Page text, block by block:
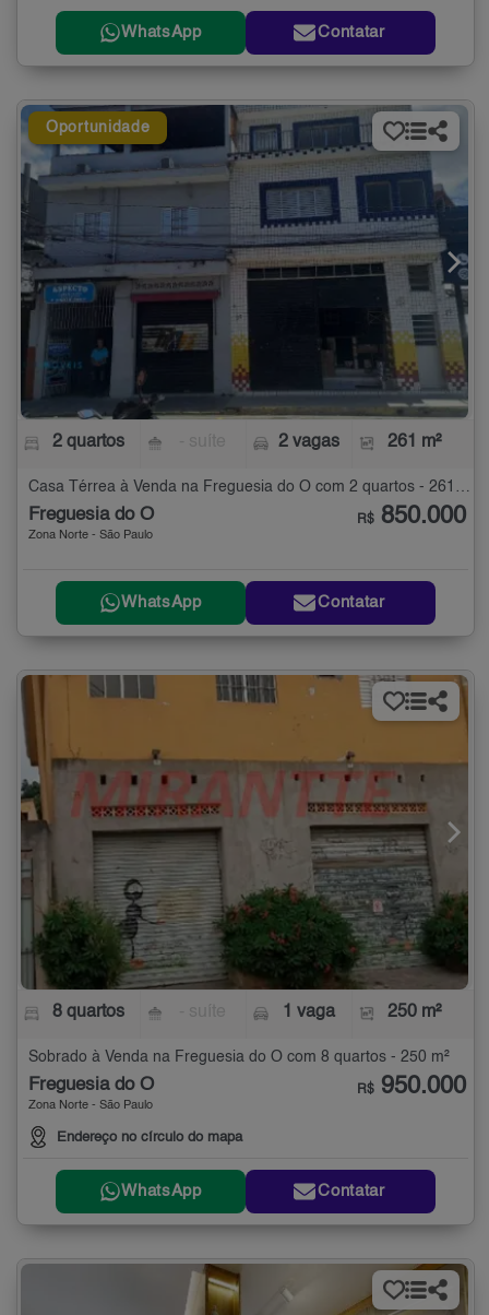
WhatsApp Contatar
Oportunidade
2 quartos 2 vagas 261 m²
Freguesia do Ó
Zona Norte - São Paulo
R$ 850.000
WhatsApp Contatar
8 quartos 1 vaga 250 m²
Sobrado à Venda na Freguesia do Ó com 8 quartos - 250 m²
Freguesia do Ó
Zona Norte - São Paulo
Endereço no círculo do mapa
R$ 950.000
WhatsApp Contatar